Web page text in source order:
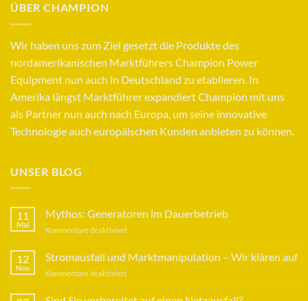
ÜBER CHAMPION
Wir haben uns zum Ziel gesetzt die Produkte des
nordamerikanischen Marktführers Champion Power
Equipment nun auch in Deutschland zu etablieren. In
Amerika längst Marktführer expandiert Champion mit uns
als Partner nun auch nach Europa, um seine innovative
Technologie auch europäischen Kunden anbieten zu können.
UNSER BLOG
11
Mai
Mythos: Generatoren im Dauerbetrieb
Kommentare deaktiviertfür
Generatoren
Dauerbetrieb
12
Nov.
Stromausfall und Marktmanipulation – Wir klären auf
Kommentare deaktiviertfür
und